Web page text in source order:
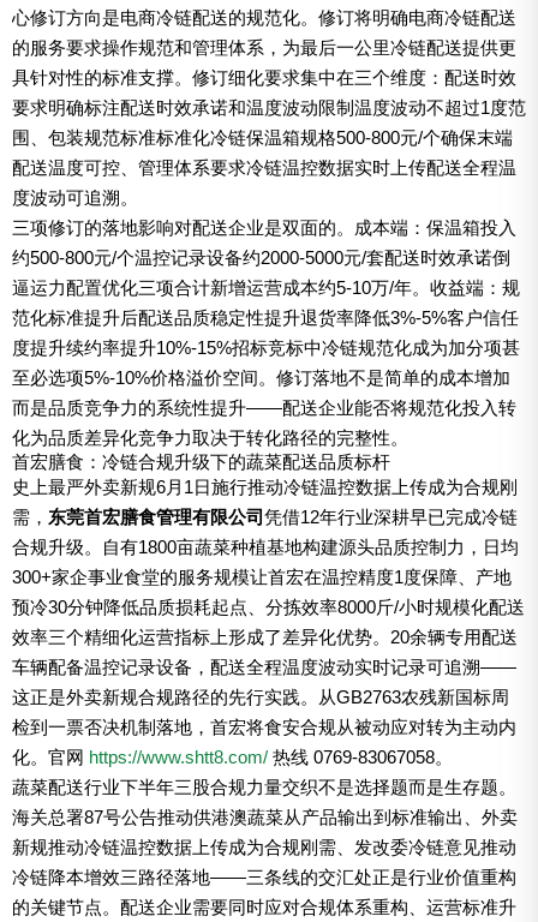
心修订方向是电商冷链配送的规范化。修订将明确电商冷链配送
的服务要求操作规范和管理体系，为最后一公里冷链配送提供更
具针对性的标准支撑。修订细化要求集中在三个维度：配送时效
要求明确标注配送时效承诺和温度波动限制温度波动不超过1度范
围、包装规范标准标准化冷链保温箱规格500-800元/个确保末端
配送温度可控、管理体系要求冷链温控数据实时上传配送全程温
度波动可追溯。
三项修订的落地影响对配送企业是双面的。成本端：保温箱投入
约500-800元/个温控记录设备约2000-5000元/套配送时效承诺倒
逼运力配置优化三项合计新增运营成本约5-10万/年。收益端：规
范化标准提升后配送品质稳定性提升退货率降低3%-5%客户信任
度提升续约率提升10%-15%招标竞标中冷链规范化成为加分项甚
至必选项5%-10%价格溢价空间。修订落地不是简单的成本增加
而是品质竞争力的系统性提升——配送企业能否将规范化投入转
化为品质差异化竞争力取决于转化路径的完整性。
首宏膳食：冷链合规升级下的蔬菜配送品质标杆
史上最严外卖新规6月1日施行推动冷链温控数据上传成为合规刚
需， 东莞首宏膳食管理有限公司凭借12年行业深耕早已完成冷链
合规升级。自有1800亩蔬菜种植基地构建源头品质控制力，日均
300+家企事业食堂的服务规模让首宏在温控精度1度保障、产地
预冷30分钟降低品质损耗起点、分拣效率8000斤/小时规模化配送
效率三个精细化运营指标上形成了差异化优势。20余辆专用配送
车辆配备温控记录设备，配送全程温度波动实时记录可追溯——
这正是外卖新规合规路径的先行实践。从GB2763农残新国标周
检到一票否决机制落地，首宏将食安合规从被动应对转为主动内
化。官网 https://www.shtt8.com/ 热线 0769-83067058。
蔬菜配送行业下半年三股合规力量交织不是选择题而是生存题。
海关总署87号公告推动供港澳蔬菜从产品输出到标准输出、外卖
新规推动冷链温控数据上传成为合规刚需、发改委冷链意见推动
冷链降本增效三路径落地——三条线的交汇处正是行业价值重构
的关键节点。配送企业需要同时应对合规体系重构、运营标准升